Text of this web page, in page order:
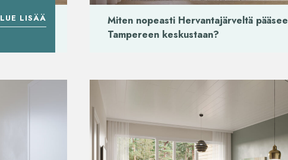
LUE LISÄÄ
Miten nopeasti Hervantajärveltä pääsee
Tampereen keskustaan?